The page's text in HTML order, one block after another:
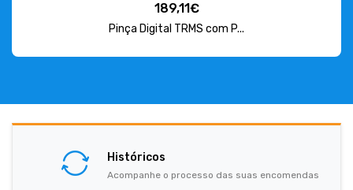
189,11€
Pinça Digital TRMS com P...
Históricos
Acompanhe o processo das suas encomendas